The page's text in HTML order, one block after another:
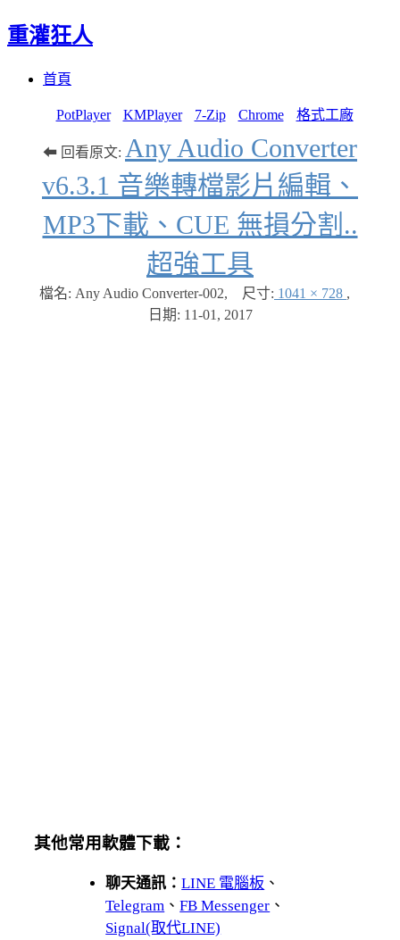
重灌狂人
首頁
PotPlayer KMPlayer 7-Zip Chrome 格式工廠
⬅ 回看原文: Any Audio Converter
v6.3.1 音樂轉檔影片編輯、
MP3下載、CUE 無損分割..
超強工具
檔名: Any Audio Converter-002, 尺寸: 1041 × 728 ,
日期: 11-01, 2017
其他常用軟體下載：
聊天通訊：LINE 電腦板 、
Telegram 、FB Messenger 、
Signal(取代LINE)